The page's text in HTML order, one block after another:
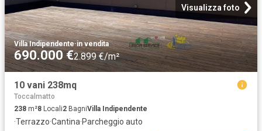
Visualizza foto
Villa Indipendente·in vendita
690.000 €2.899 €/m²
10 vani 238mq
Toccalmatto
238 m²8 Locali2 BagniVilla Indipendente
·Terrazzo·Cantina·Parcheggio auto